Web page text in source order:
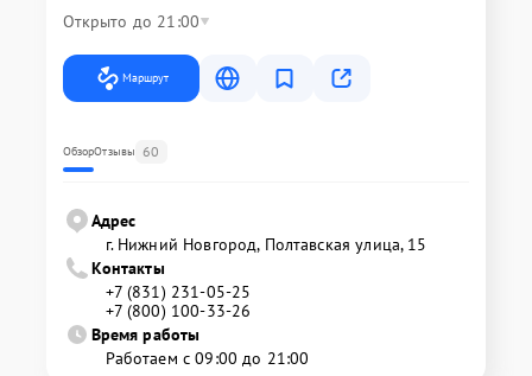
Открыто до 21:00
Маршрут
ОбзорОтзывы 60
Адрес
г. Нижний Новгород, Полтавская улица, 15
Контакты
+7 (831) 231-05-25
+7 (800) 100-33-26
Время работы
Работаем с 09:00 до 21:00